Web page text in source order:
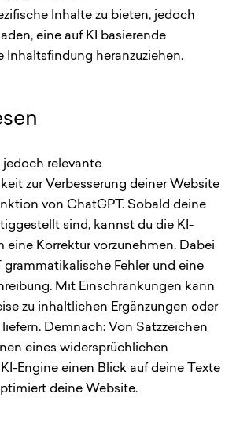
Inhalte zu bieten, jedoch
eine auf KI basierende
Inhaltsfindung heranzuziehen.
jedoch relevante
zur Verbesserung deiner Website
von ChatGPT. Sobald deine
sind, kannst du die KI-
eine Korrektur vorzunehmen. Dabei
Fehler und eine
Mit Einschränkungen kann
zu inhaltlichen Ergänzungen oder
Demnach: Von Satzzeichen
eines widersprüchlichen
Engine einen Blick auf deine Texte
deine Website.